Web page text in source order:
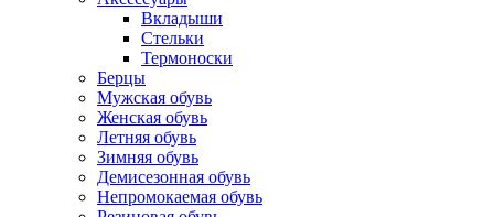
Вкладыши
Стельки
Термоноски
Берцы
Мужская обувь
Женская обувь
Летняя обувь
Зимняя обувь
Демисезонная обувь
Непромокаемая обувь